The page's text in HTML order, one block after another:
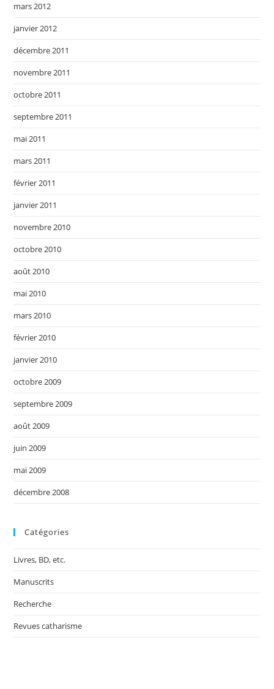
mars 2012
janvier 2012
décembre 2011
novembre 2011
octobre 2011
septembre 2011
mai 2011
mars 2011
février 2011
janvier 2011
novembre 2010
octobre 2010
août 2010
mai 2010
mars 2010
février 2010
janvier 2010
octobre 2009
septembre 2009
août 2009
juin 2009
mai 2009
décembre 2008
Catégories
Livres, BD, etc.
Manuscrits
Recherche
Revues catharisme